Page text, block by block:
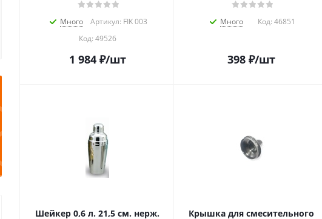
Много
Артикул: FIK 003
Код: 49526
1 984₽/шт
Много Код: 46851
398 ₽/шт
Шейкер 0,6 л. 21,5 см. нерж.
Крышка для смесительного